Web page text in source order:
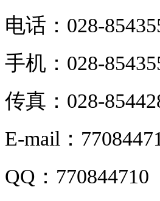
电话：028-
手机：028-
传真：028-
E-mail：
QQ：770844710